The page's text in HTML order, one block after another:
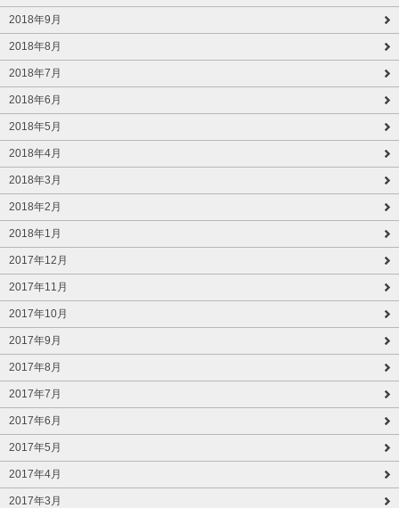
2018年9月
2018年8月
2018年7月
2018年6月
2018年5月
2018年4月
2018年3月
2018年2月
2018年1月
2017年12月
2017年11月
2017年10月
2017年9月
2017年8月
2017年7月
2017年6月
2017年5月
2017年4月
2017年3月